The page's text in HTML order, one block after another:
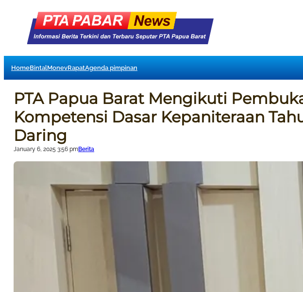
HomeBintalMonevRapatAgenda pimpinan
PTA Papua Barat Mengikuti
Kompetensi Dasar Kepaniteraan
Daring
January 6, 2025 3:56 pmBerita